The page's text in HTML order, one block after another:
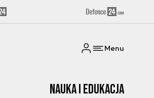
Menu
Nauka i edukacja